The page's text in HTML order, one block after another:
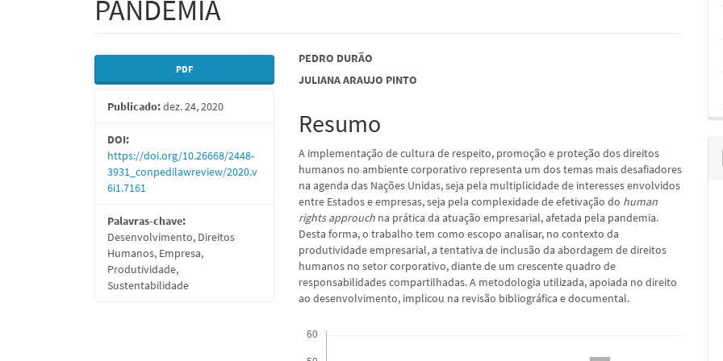
PANDEMIA
Barra
lateral
de
artigos
PDF
Publicado:dez. 24, 2020
DOI:
https://doi.org/10.26668/2448-
3931_conpedilawreview/2020.v
6i1.7161
Palavras-chave:
Desenvolvimento, Direitos
Humanos, Empresa,
Produtividade,
Sustentabilidade
Conteúdo
do
artigo
principal
PEDRO DURÃO
JULIANA ARAUJO PINTO
Resumo
A implementação de cultura de respeito, promoção e proteção dos direitos
humanos no ambiente corporativo representa um dos temas mais desafiadores
na agenda das Nações Unidas, seja pela multiplicidade de interesses envolvidos
entre Estados e empresas, seja pela complexidade de efetivação do human
rights approuch na prática da atuação empresarial, afetada pela pandemia.
Desta forma, o trabalho tem como escopo analisar, no contexto da
produtividade empresarial, a tentativa de inclusão da abordagem de direitos
humanos no setor corporativo, diante de um crescente quadro de
responsabilidades compartilhadas. A metodologia utilizada, apoiada no direito
ao desenvolvimento, implicou na revisão bibliográfica e documental.